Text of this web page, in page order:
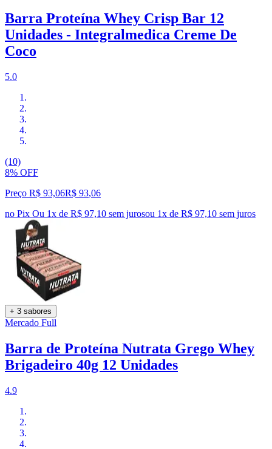
Barra Proteína Whey Crisp Bar 12
Unidades - Integralmedica Creme De
Coco
5.0
(10)
8% OFF
Preço R$ 93,06R$ 93,06
no Pix Ou 1x de R$ 97,10 sem jurosou 1x de R$ 97,10 sem juros
+ 3 sabores
Mercado Full
Barra de Proteína Nutrata Grego Whey
Brigadeiro 40g 12 Unidades
4.9